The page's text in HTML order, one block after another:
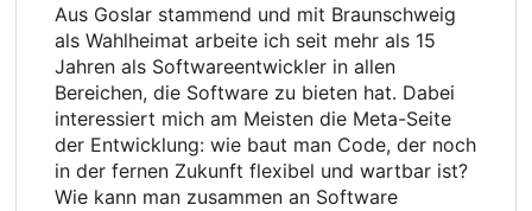
Aus Goslar stammend und mit Braunschweig
als Wahlheimat arbeite ich seit mehr als 15
Jahren als Softwareentwickler in allen
Bereichen, die Software zu bieten hat. Dabei
interessiert mich am Meisten die Meta-Seite
der Entwicklung: wie baut man Code, der noch
in der fernen Zukunft flexibel und wartbar ist?
Wie kann man zusammen an Software